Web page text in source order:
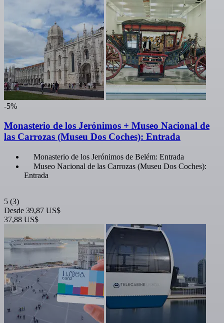
-5%
Monasterio de los Jerónimos + Museo Nacional de
las Carrozas (Museu Dos Coches): Entrada
Monasterio de los Jerónimos de Belém: Entrada
Museo Nacional de las Carrozas (Museu Dos Coches):
Entrada
5 (3)
Desde 39,87 US$
37,88 US$